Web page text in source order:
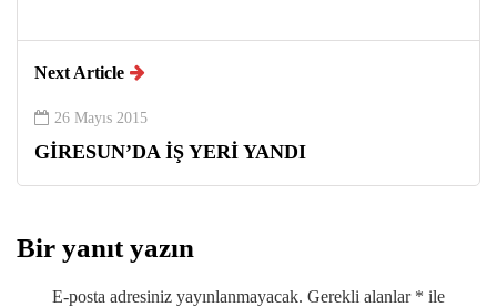
Next Article
26 Mayıs 2015
GİRESUN’DA İŞ YERİ YANDI
Bir yanıt yazın
E-posta adresiniz yayınlanmayacak. Gerekli alanlar * ile